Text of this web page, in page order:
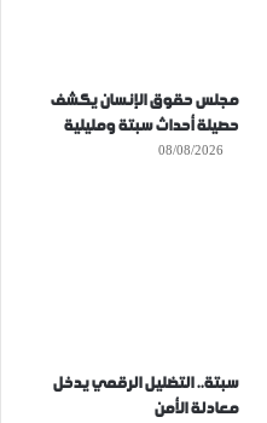
مجلس حقوق الإنسان يكشف
حصيلة أحداث سبتة ومليلية
08/08/2026
سبتة.. التضليل الرقمي يدخل
معادلة الأمن